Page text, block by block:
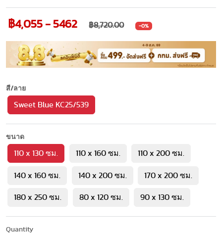
฿4,055 - 5462 ฿8,720.00 -0%
สี/ลาย
Sweet Blue KC25/539
ขนาด
110 x 130 ซม. 110 x 160 ซม. 110 x 200 ซม.
140 x 160 ซม. 140 x 200 ซม. 170 x 200 ซม.
180 x 250 ซม. 80 x 120 ซม. 90 x 130 ซม.
Quantity